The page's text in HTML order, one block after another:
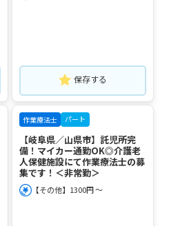
保存する
作業療法士 パート
【岐阜県／山県市】託児所完
備！マイカー通勤OK◎介護老
人保健施設にて作業療法士の募
集です！＜非常勤＞
【その他】1300円 ～